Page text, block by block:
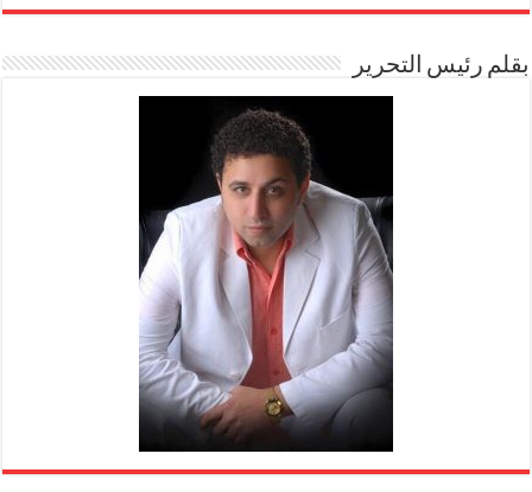
بقلم رئيس التحرير